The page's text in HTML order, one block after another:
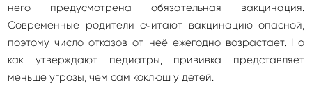
него предусмотрена обязательная вакцинация.
Современные родители считают вакцинацию опасной,
поэтому число отказов от неё ежегодно возрастает. Но
как утверждают педиатры, прививка представляет
меньше угрозы, чем сам коклюш у детей.